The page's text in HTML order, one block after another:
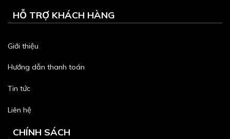
HỖ TRỢ KHÁCH HÀNG
Giới thiệu
Hướng dẫn thanh toán
Tin tức
Liên hệ
CHÍNH SÁCH